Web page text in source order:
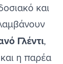
και
Γλέντι,
η παρέα